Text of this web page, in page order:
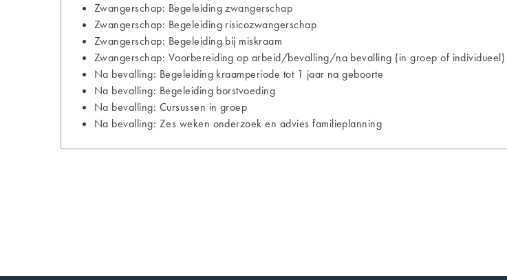
Zwangerschap: Begeleiding zwangerschap
Zwangerschap: Begeleiding risicozwangerschap
Zwangerschap: Begeleiding bij miskraam
Zwangerschap: Voorbereiding op arbeid/bevalling/na bevalling (in groep of individueel)
Na bevalling: Begeleiding kraamperiode tot 1 jaar na geboorte
Na bevalling: Begeleiding borstvoeding
Na bevalling: Cursussen in groep
Na bevalling: Zes weken onderzoek en advies familieplanning